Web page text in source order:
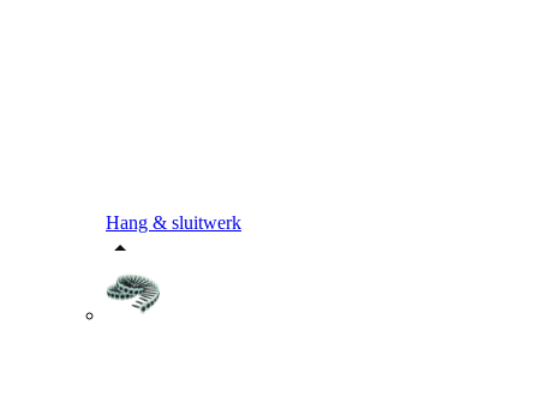
Hang & sluitwerk